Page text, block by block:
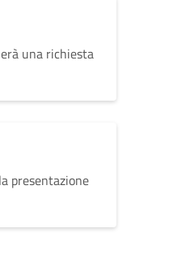
una richiesta
presentazione